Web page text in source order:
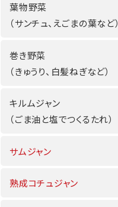
葉物野菜
（サンチュ、えごまの葉など）
巻き野菜
（きゅうり、白髪ねぎなど）
キルムジャン
（ごま油と塩でつくるたれ）
サムジャン
熟成コチュジャン